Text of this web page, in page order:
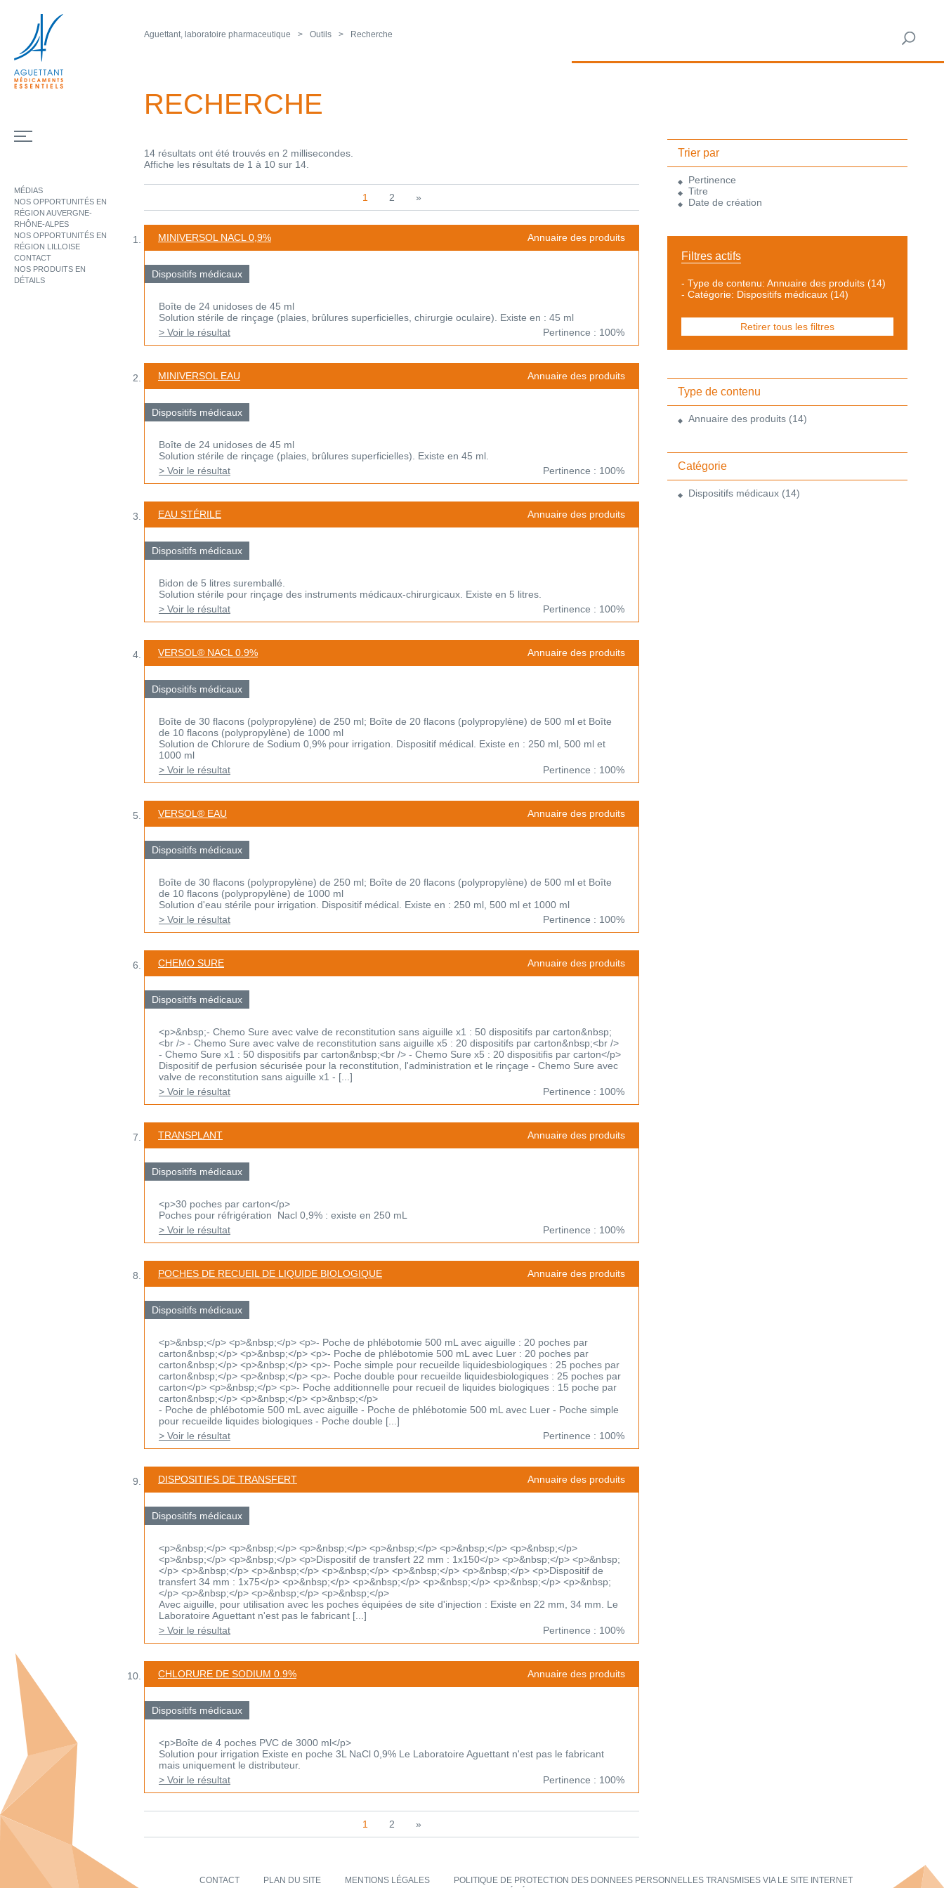
MÉDIAS
NOS OPPORTUNITÉS EN
RÉGION AUVERGNE-
RHÔNE-ALPES
NOS OPPORTUNITÉS EN
RÉGION LILLOISE
CONTACT
NOS PRODUITS EN
DÉTAILS
Aguettant, laboratoire pharmaceutique Outils Recherche
RECHERCHE
14 résultats ont été trouvés en 2 millisecondes.
Affiche les résultats de 1 à 10 sur 14.
1 2 »
MINIVERSOL NACL 0,9% Annuaire des produits
Dispositifs médicaux
Boîte de 24 unidoses de 45 ml
Solution stérile de rinçage (plaies, brûlures superficielles, chirurgie oculaire). Existe en : 45 ml
> Voir le résultat
Pertinence : 100%
MINIVERSOL EAU Annuaire des produits
Dispositifs médicaux
Boîte de 24 unidoses de 45 ml
Solution stérile de rinçage (plaies, brûlures superficielles). Existe en 45 ml.
> Voir le résultat
Pertinence : 100%
EAU STÉRILE Annuaire des produits
Dispositifs médicaux
Bidon de 5 litres suremballé.
Solution stérile pour rinçage des instruments médicaux-chirurgicaux. Existe en 5 litres.
> Voir le résultat
Pertinence : 100%
VERSOL® NACL 0.9% Annuaire des produits
Dispositifs médicaux
Boîte de 30 flacons (polypropylène) de 250 ml; Boîte de 20 flacons (polypropylène) de 500 ml et Boîte
de 10 flacons (polypropylène) de 1000 ml
Solution de Chlorure de Sodium 0,9% pour irrigation. Dispositif médical. Existe en : 250 ml, 500 ml et
1000 ml
> Voir le résultat
Pertinence : 100%
VERSOL® EAU Annuaire des produits
Dispositifs médicaux
Boîte de 30 flacons (polypropylène) de 250 ml; Boîte de 20 flacons (polypropylène) de 500 ml et Boîte
de 10 flacons (polypropylène) de 1000 ml
Solution d'eau stérile pour irrigation. Dispositif médical. Existe en : 250 ml, 500 ml et 1000 ml
> Voir le résultat
Pertinence : 100%
CHEMO SURE Annuaire des produits
Dispositifs médicaux
<p>&nbsp;- Chemo Sure avec valve de reconstitution sans aiguille x1 : 50 dispositifs par carton&nbsp;
<br /> - Chemo Sure avec valve de reconstitution sans aiguille x5 : 20 dispositifs par carton&nbsp;<br />
- Chemo Sure x1 : 50 dispositifs par carton&nbsp;<br /> - Chemo Sure x5 : 20 dispositifis par carton</p>
Dispositif de perfusion sécurisée pour la reconstitution, l'administration et le rinçage - Chemo Sure avec
valve de reconstitution sans aiguille x1 - [...]
> Voir le résultat
Pertinence : 100%
TRANSPLANT Annuaire des produits
Dispositifs médicaux
<p>30 poches par carton</p>
Poches pour réfrigération Nacl 0,9% : existe en 250 mL
> Voir le résultat
Pertinence : 100%
POCHES DE RECUEIL DE LIQUIDE BIOLOGIQUE Annuaire des produits
Dispositifs médicaux
<p>&nbsp;</p> <p>&nbsp;</p> <p>- Poche de phlébotomie 500 mL avec aiguille : 20 poches par
carton&nbsp;</p> <p>&nbsp;</p> <p>- Poche de phlébotomie 500 mL avec Luer : 20 poches par
carton&nbsp;</p> <p>&nbsp;</p> <p>- Poche simple pour recueilde liquidesbiologiques : 25 poches par
carton&nbsp;</p> <p>&nbsp;</p> <p>- Poche double pour recueilde liquidesbiologiques : 25 poches par
carton</p> <p>&nbsp;</p> <p>- Poche additionnelle pour recueil de liquides biologiques : 15 poche par
carton&nbsp;</p> <p>&nbsp;</p> <p>&nbsp;</p>
- Poche de phlébotomie 500 mL avec aiguille - Poche de phlébotomie 500 mL avec Luer - Poche simple
pour recueilde liquides biologiques - Poche double [...]
> Voir le résultat
Pertinence : 100%
DISPOSITIFS DE TRANSFERT Annuaire des produits
Dispositifs médicaux
<p>&nbsp;</p> <p>&nbsp;</p> <p>&nbsp;</p> <p>&nbsp;</p> <p>&nbsp;</p> <p>&nbsp;</p>
<p>&nbsp;</p> <p>&nbsp;</p> <p>Dispositif de transfert 22 mm : 1x150</p> <p>&nbsp;</p> <p>&nbsp;
</p> <p>&nbsp;</p> <p>&nbsp;</p> <p>&nbsp;</p> <p>&nbsp;</p> <p>&nbsp;</p> <p>Dispositif de
transfert 34 mm : 1x75</p> <p>&nbsp;</p> <p>&nbsp;</p> <p>&nbsp;</p> <p>&nbsp;</p> <p>&nbsp;
</p> <p>&nbsp;</p> <p>&nbsp;</p> <p>&nbsp;</p>
Avec aiguille, pour utilisation avec les poches équipées de site d'injection : Existe en 22 mm, 34 mm. Le
Laboratoire Aguettant n'est pas le fabricant [...]
> Voir le résultat
Pertinence : 100%
CHLORURE DE SODIUM 0.9% Annuaire des produits
Dispositifs médicaux
<p>Boîte de 4 poches PVC de 3000 ml</p>
Solution pour irrigation Existe en poche 3L NaCl 0,9% Le Laboratoire Aguettant n'est pas le fabricant
mais uniquement le distributeur.
> Voir le résultat
Pertinence : 100%
1 2 »
Trier par
Pertinence
Titre
Date de création
Filtres actifs
- Type de contenu: Annuaire des produits (14)
- Catégorie: Dispositifs médicaux (14)
Retirer tous les filtres
Type de contenu
Annuaire des produits (14)
Catégorie
Dispositifs médicaux (14)
CONTACT PLAN DU SITE MENTIONS LÉGALES
POLITIQUE DE PROTECTION DES DONNEES PERSONNELLES TRANSMISES VIA LE SITE INTERNET